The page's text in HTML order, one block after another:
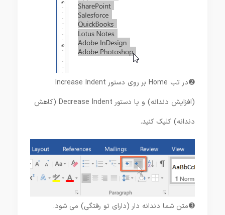
➋ در تب Home بر روی دستور Increase Indent
(افزایش دندانه) و یا دستور Decrease Indent (کاهش
دندانه) کلیک کنید.
➌ متن شما دندانه دار (دارای تو رفتگی) می شود.